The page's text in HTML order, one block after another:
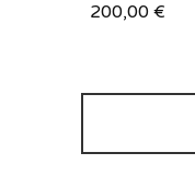
200,00 €